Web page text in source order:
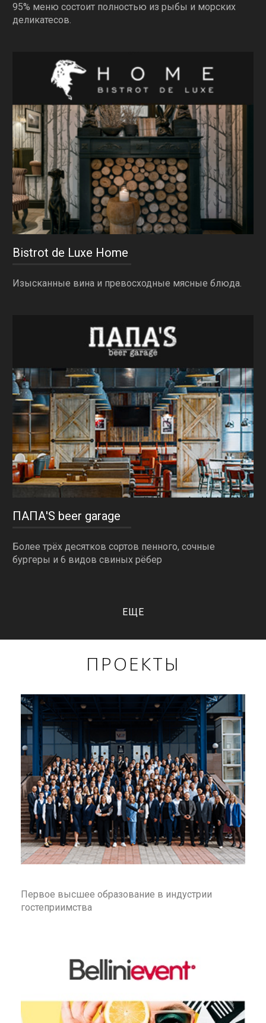
95% меню состоит полностью из рыбы и морских
деликатесов.
Bistrot de Luxe Home
Изысканные вина и превосходные мясные блюда.
ПАПА'S beer garage
Более трёх десятков сортов пенного, сочные
бургеры и 6 видов свиных рёбер
ЕЩЕ
ПРОЕКТЫ
Первое высшее образование в индустрии
гостеприимства